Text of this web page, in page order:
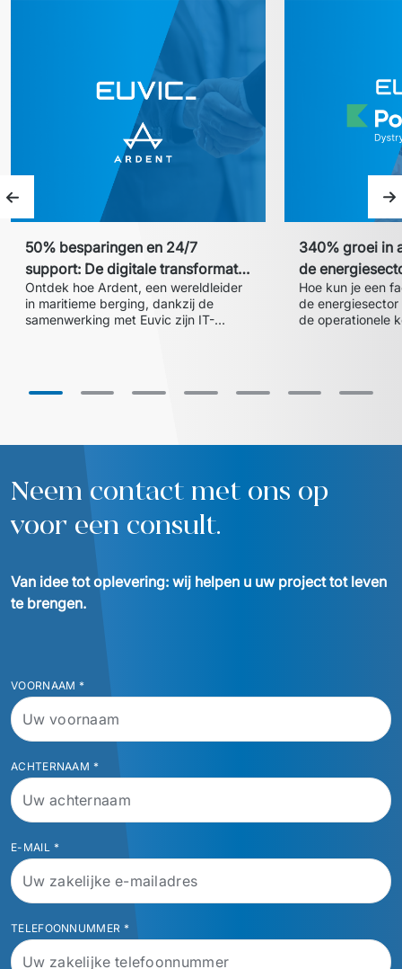
Vorige slide
50% besparingen en 24/7
support: De digitale transformatie
van Ardent met Euvic
Ontdek hoe Ardent, een wereldleider
in maritieme berging, dankzij de
samenwerking met Euvic zijn IT-
340% groei in
de energiesector Een
Polenergia
Hoe kun je een
de
de operationele
Neem contact met ons op
voor een consult.
Van idee tot oplevering: wij helpen u uw project tot leven
te brengen.
VOORNAAM *
ACHTERNAAM *
E-MAIL *
TELEFOONNUMMER *